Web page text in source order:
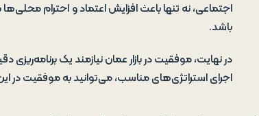
اجتماعی، نه تنها باعث افزایش اعتماد و احترام
باشد.
در نهایت، موفقیت در بازار عمان نیازمند یک
اجرای استراتژی‌های مناسب، می‌توانید به موفقیت در این